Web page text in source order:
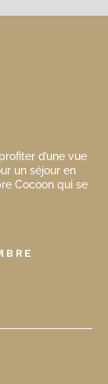
d’une vue
un séjour en
Cocoon qui se